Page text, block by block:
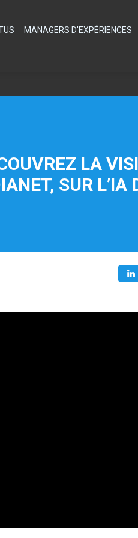
MANAGERS D'EXPÉRIENCES
LA
SUR